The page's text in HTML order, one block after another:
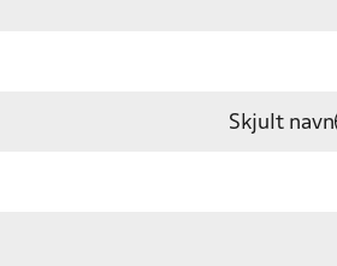
Skjult navn